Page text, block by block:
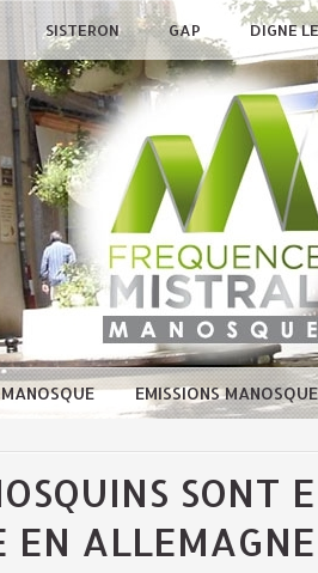
SISTERON GAP DIGNE
EMISSIONS
SONT
EN ALLEMAGNE